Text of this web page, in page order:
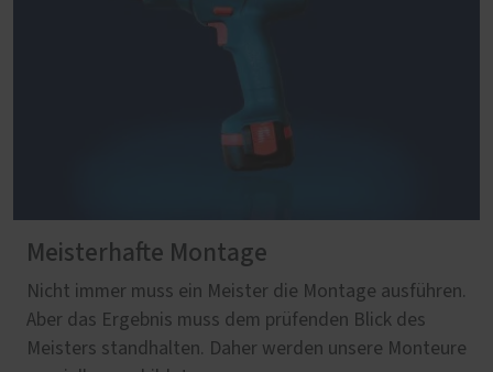
Meisterhafte Montage
Nicht immer muss ein Meister die Montage ausführen.
Aber das Ergebnis muss dem prüfenden Blick des
Meisters standhalten. Daher werden unsere Monteure